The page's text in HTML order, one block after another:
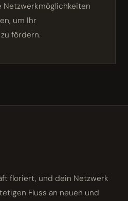
Netzwerkmöglichkeiten
um Ihr
fördern.
floriert, und dein Netzwerk
Fluss an neuen und